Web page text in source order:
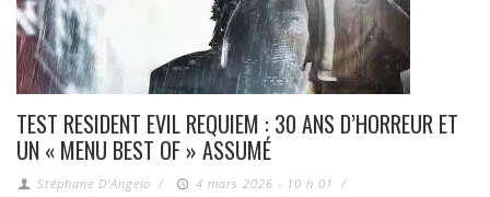
TEST RESIDENT EVIL REQUIEM : 30 ANS D’HORREUR ET
UN « MENU BEST OF » ASSUMÉ
Stéphane D'Angelo / 4 mars 2026 - 10 h 01 /